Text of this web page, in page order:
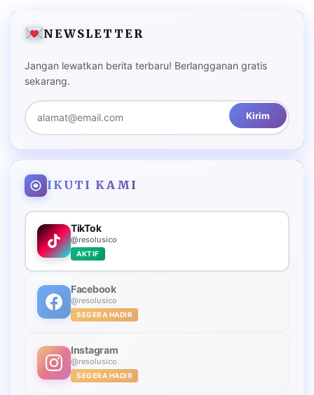
NEWSLETTER
Jangan lewatkan berita terbaru! Berlangganan gratis
sekarang.
Kirim
IKUTI KAMI
TikTok
@resolusico
AKTIF
Facebook
@resolusico
SEGERA HADIR
Instagram
@resolusico
SEGERA HADIR